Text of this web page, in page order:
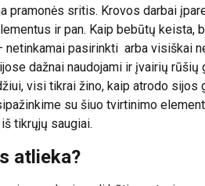
pramonės sritis. Krovos darbai
ir pan. Kaip bebūtų keista,
pasirinkti arba visiškai
dažnai naudojami ir įvairių rūšių
visi tikrai žino, kaip atrodo sijos
su šiuo tvirtinimo
tikrųjų saugiai.
atlieka?